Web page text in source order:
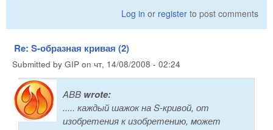
Log in or register to post comments
Re: S-образная кривая (2)
Submitted by GIP on чт, 14/08/2008 - 02:24
ABB wrote:
..... каждый шажок на S-кривой, от
изобретения к изобретению, может